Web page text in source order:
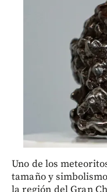
Uno de los
tamaño y